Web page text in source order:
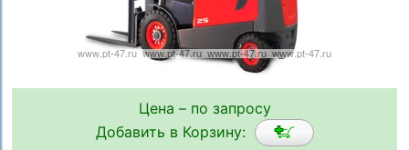
Цена – по запросу
Добавить в Корзину: